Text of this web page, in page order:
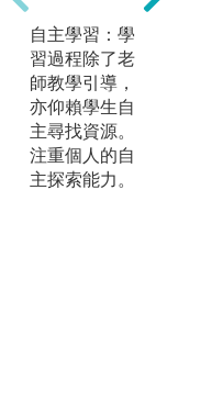
配合各專業科
目所對應之實
驗課程，將課
堂所學導入實
務操作，學習
相關原理與應
用，訓練團隊
合作與口頭表
自主學習：學
習過程除了老
師教學引導，
亦仰賴學生自
主尋找資源。
注重個人的自
主探索能力。